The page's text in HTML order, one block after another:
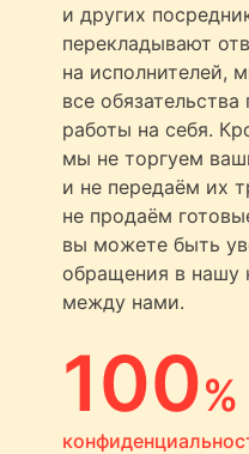
и других
перекладывают
на исполнителей,
все
работы на себя.
мы не торгуем
и не передаём их
не продаём
вы можете быть
обращения в нашу
между нами.
100%